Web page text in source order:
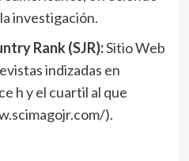
investigación.
Rank (SJR):Sitio Web
indizadas en
h y el cuartil al que
).